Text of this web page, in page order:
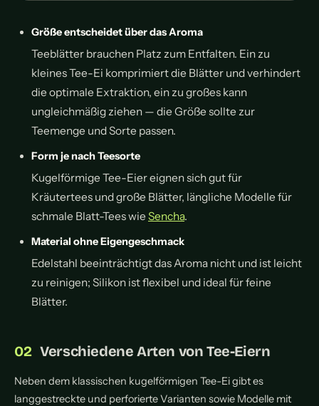
Größe entscheidet über das Aroma
Teeblätter brauchen Platz zum Entfalten. Ein zu
kleines Tee-Ei komprimiert die Blätter und verhindert
die optimale Extraktion, ein zu großes kann
ungleichmäßig ziehen — die Größe sollte zur
Teemenge und Sorte passen.
Form je nach Teesorte
Kugelförmige Tee-Eier eignen sich gut für
Kräutertees und große Blätter, längliche Modelle für
schmale Blatt-Tees wie Sencha.
Material ohne Eigengeschmack
Edelstahl beeinträchtigt das Aroma nicht und ist leicht
zu reinigen; Silikon ist flexibel und ideal für feine
Blätter.
Verschiedene Arten von Tee-Eiern
Neben dem klassischen kugelförmigen Tee-Ei gibt es
langgestreckte und perforierte Varianten sowie Modelle mit